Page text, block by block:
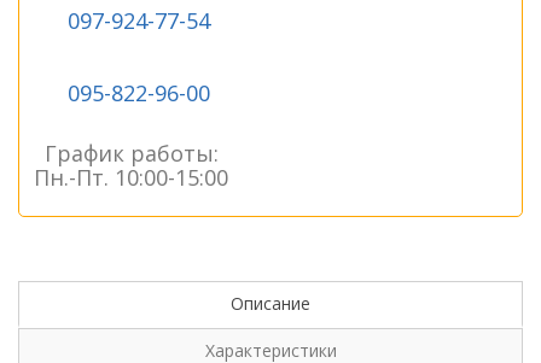
097-924-77-54
095-822-96-00
График работы:
Пн.-Пт. 10:00-15:00
Описание
Характеристики